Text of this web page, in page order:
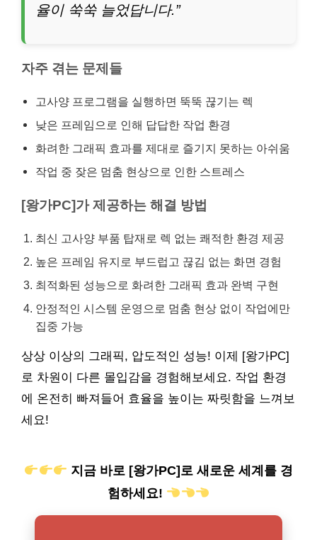
율이 쑥쑥 늘었답니다.”
자주 겪는 문제들
고사양 프로그램을 실행하면 뚝뚝 끊기는 렉
낮은 프레임으로 인해 답답한 작업 환경
화려한 그래픽 효과를 제대로 즐기지 못하는 아쉬움
작업 중 잦은 멈춤 현상으로 인한 스트레스
[왕가PC]가 제공하는 해결 방법
최신 고사양 부품 탑재로 렉 없는 쾌적한 환경 제공
높은 프레임 유지로 부드럽고 끊김 없는 화면 경험
최적화된 성능으로 화려한 그래픽 효과 완벽 구현
안정적인 시스템 운영으로 멈춤 현상 없이 작업에만
집중 가능
상상 이상의 그래픽, 압도적인 성능! 이제 [왕가PC]
로 차원이 다른 몰입감을 경험해보세요. 작업 환경
에 온전히 빠져들어 효율을 높이는 짜릿함을 느껴보
세요!
지금 바로 [왕가PC]로 새로운 세계를 경
험하세요!